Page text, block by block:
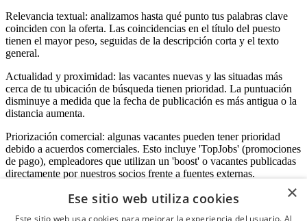
Relevancia textual: analizamos hasta qué punto tus palabras clave
coinciden con la oferta. Las coincidencias en el título del puesto
tienen el mayor peso, seguidas de la descripción corta y el texto
general.
Actualidad y proximidad: las vacantes nuevas y las situadas más
cerca de tu ubicación de búsqueda tienen prioridad. La puntuación
disminuye a medida que la fecha de publicación es más antigua o la
distancia aumenta.
Priorización comercial: algunas vacantes pueden tener prioridad
debido a acuerdos comerciales. Esto incluye 'TopJobs' (promociones
de pago), empleadores que utilizan un 'boost' o vacantes publicadas
directamente por nuestros socios frente a fuentes externas.
×
Ese sitio web utiliza cookies
Este sitio web usa cookies para mejorar la experiencia del usuario. Al